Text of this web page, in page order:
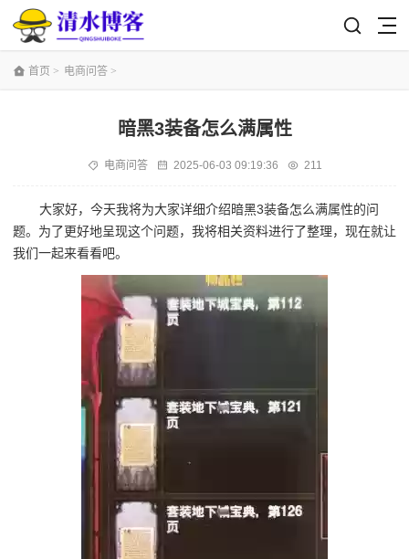
首页 > 电商问答 >
暗黑3装备怎么满属性
电商问答 2025-06-03 09:19:36 211
大家好，今天我将为大家详细介绍暗黑3装备怎么满属性的问
题。为了更好地呈现这个问题，我将相关资料进行了整理，现在就让
我们一起来看看吧。